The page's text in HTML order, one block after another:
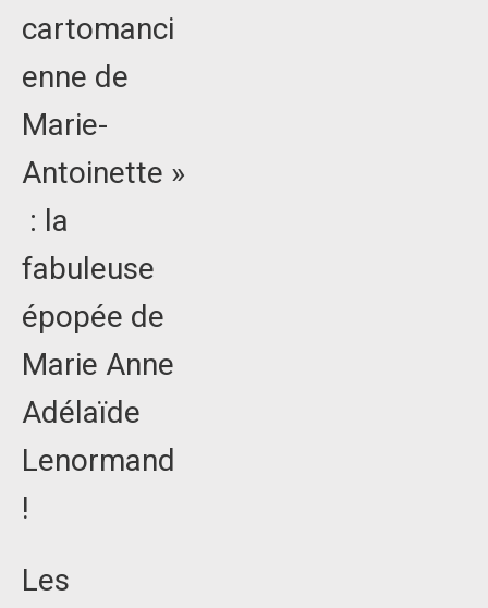
cartomanci
enne de
Marie-
Antoinette »
: la
fabuleuse
épopée de
Marie Anne
Adélaïde
Lenormand
!
Les